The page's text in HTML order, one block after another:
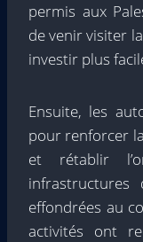
permis aux
de venir visiter
investir plus
Ensuite, les
pour renforcer
et rétablir
effondrées au
activités ont